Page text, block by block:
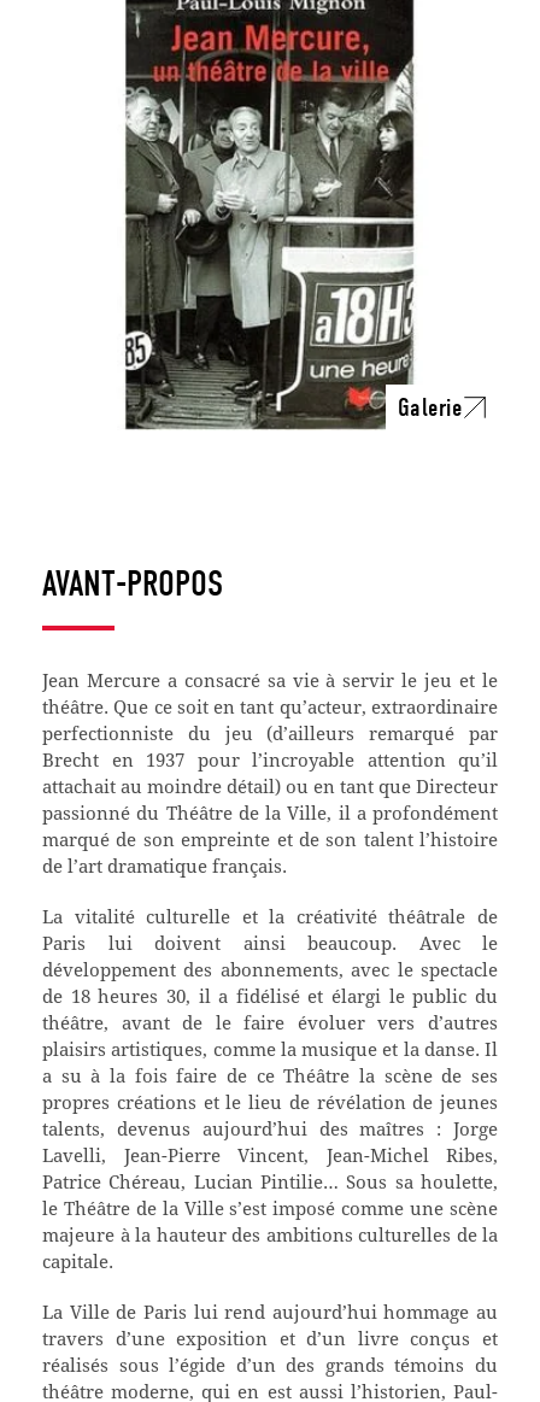
Galerie
AVANT-PROPOS
Jean Mercure a consacré sa vie à servir le jeu et le
théâtre. Que ce soit en tant qu’acteur, extraordinaire
perfectionniste du jeu (d’ailleurs remarqué par
Brecht en 1937 pour l’incroyable attention qu’il
attachait au moindre détail) ou en tant que Directeur
passionné du Théâtre de la Ville, il a profondément
marqué de son empreinte et de son talent l’histoire
de l’art dramatique français.
La vitalité culturelle et la créativité théâtrale de
Paris lui doivent ainsi beaucoup. Avec le
développement des abonnements, avec le spectacle
de 18 heures 30, il a fidélisé et élargi le public du
théâtre, avant de le faire évoluer vers d’autres
plaisirs artistiques, comme la musique et la danse. Il
a su à la fois faire de ce Théâtre la scène de ses
propres créations et le lieu de révélation de jeunes
talents, devenus aujourd’hui des maîtres : Jorge
Lavelli, Jean-Pierre Vincent, Jean-Michel Ribes,
Patrice Chéreau, Lucian Pintilie… Sous sa houlette,
le Théâtre de la Ville s’est imposé comme une scène
majeure à la hauteur des ambitions culturelles de la
capitale.
La Ville de Paris lui rend aujourd’hui hommage au
travers d’une exposition et d’un livre conçus et
réalisés sous l’égide d’un des grands témoins du
théâtre moderne, qui en est aussi l’historien, Paul-